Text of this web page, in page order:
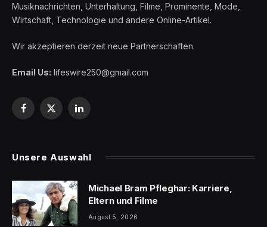
Musiknachrichten, Unterhaltung, Filme, Prominente, Mode,
Wirtschaft, Technologie und andere Online-Artikel.
Wir akzeptieren derzeit neue Partnerschaften.
Email Us: lifeswire250@gmail.com
Facebook
X
LinkedIn
Unsere Auswahl
Michael Bram Pfleghar: Karriere,
Eltern und Filme
August 5, 2026